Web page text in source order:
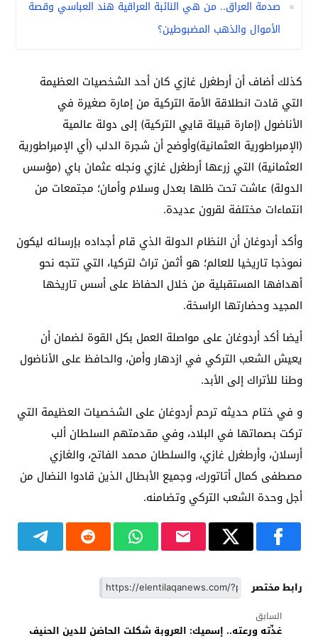
صدمة العراق.. من هي النائبة العراقية هند العباسي وقصة
الأموال والذهب المضبوطين؟
كذلك أضاف أن أرطغرل غازي كان أحد الشخصيات العظيمة
التي قادت انطلاقة الأمة التركية من إمارة صغيرة في
الأناضول (إمارة قبيلة قايي التركية) إلى دولة عالمية
(الإمبراطورية العثمانية)وأوضح أن شجرة الدلب (أي الإمبراطورية
العثمانية) التي زرعها أرطغرل غازي ونجله عثمان باي (مؤسس
الدولة) عاشت تحت ظلها بعدل وسلام وأمان؛ مجتمعات من
انتماءات مختلفة لقرون عديدة.
وأكد أردوغان أن النظام الدولة الذي قام أجداده بإرسائه ليكون
نموذجا تاريخيا للعالم؛ هو أثمن تراث لتركيا، التي تتجه نحو
أهدافها المستقبلية من خلال الحفاظ على أسس تاريخها
المجيد وحضارتها الراسخة.
أيضا أكد أردوغان على مواصلة العمل بكل القوة لضمان أن
يعيش الشعب التركي في ازدهار وأمن، والحافظ على الأناضول
وطنا للأتراك إلى الأبد.
و في ختام حديثه ترحم أردوغان على الشخصيات العظيمة التي
تركت بصماتها في البلاد، وفي مقدمتهم السلطان ألب
أرسلان، وأرطغرل غازي، والسلطان محمد الفاتح، والغازي
مصطفى كمال أتاتورك، وجميع الأبطال الذين قادوا النضال من
أجل وحدة الشعب التركي وتضامنه.
رابط مختصر
السابق
غذّته ورعته.. إسميك: العروبة شكلت الحاضن للدين الحنيف